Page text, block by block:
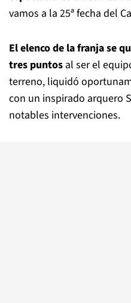
vamos a la 25ª fecha del
El elenco de la franja se
tres puntos al ser el
terreno, liquidó
con un inspirado arquero
notables intervenciones.